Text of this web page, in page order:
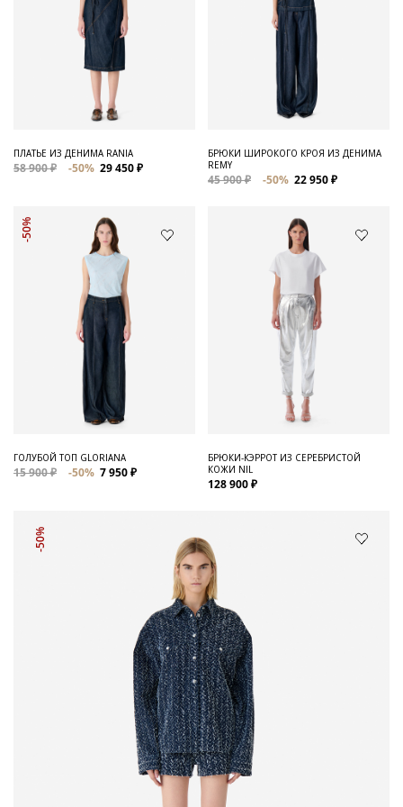
ПЛАТЬЕ ИЗ ДЕНИМА RANIA
58 900 ₽ -50% 29 450 ₽
БРЮКИ ШИРОКОГО КРОЯ ИЗ ДЕНИМА
REMY
45 900 ₽ -50% 22 950 ₽
-50%
ГОЛУБОЙ ТОП GLORIANA
15 900 ₽ -50% 7 950 ₽
БРЮКИ-КЭРРОТ ИЗ СЕРЕБРИСТОЙ
КОЖИ NIL
128 900 ₽
-50%